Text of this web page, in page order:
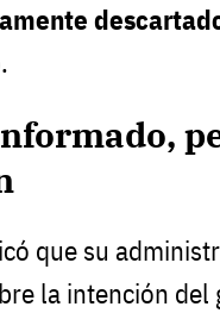
que su
la intención del